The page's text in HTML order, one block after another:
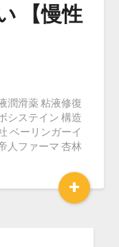
【慢性
潤滑薬 粘液修復
システイン 構造
ベーリンガーイ
人ファーマ 杏林
+